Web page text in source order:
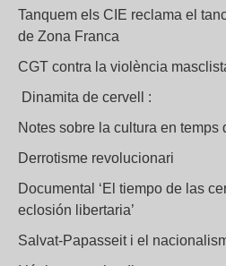
Tanquem els CIE reclama el
de Zona Franca
CGT contra la violència
Dinamita de cervell :
Notes sobre la cultura en temps
Derrotisme revolucionari
Documental ‘El tiempo de las
eclosión libertaria’
Salvat-Papasseit i el